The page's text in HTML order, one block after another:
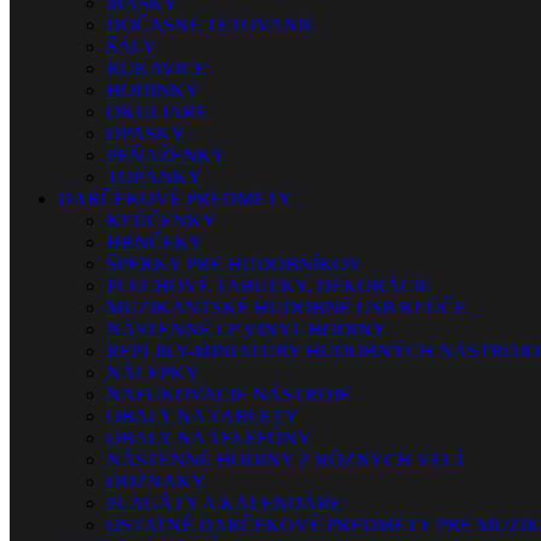
DOČASNÉ TETOVANIE
ŠÁLY
RUKAVICE
HODINKY
OKULIARE
OPASKY
PEŇAŽENKY
TOPÁNKY
DARČEKOVÉ PREDMETY
KĽÚČENKY
HRNČEKY
ŠPERKY PRE HUDOBNÍKOV
PLECHOVÉ TABUĽKY, DEKORÁCIE
MUZIKANTSKÉ HUDOBNÉ USB KĽÚČE
NÁSTENNÉ LP VINYL HODINY
REPLIKY-MINIATÚRY HUDOBNÝCH
NÁLEPKY
NAFUKOVACIE NÁSTROJE
OBALY NA TABLETY
OBALY NA TELEFÓNY
NÁSTENNÉ HODINY Z RÔZNYCH VECÍ
ODZNAKY
PLAGÁTY A KALENDÁRE
OSTATNÉ DARČEKOVÉ PREDMETY PRE